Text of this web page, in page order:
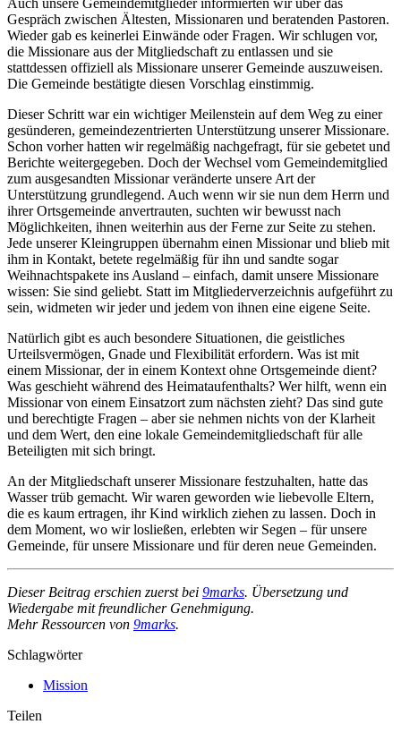
Auch unsere Gemeindemitglieder informierten wir über das
Gespräch zwischen Ältesten, Missionaren und beratenden Pastoren.
Wieder gab es keinerlei Einwände oder Fragen. Wir schlugen vor,
die Missionare aus der Mitgliedschaft zu entlassen und sie
stattdessen offiziell als Missionare unserer Gemeinde auszuweisen.
Die Gemeinde bestätigte diesen Vorschlag einstimmig.
Dieser Schritt war ein wichtiger Meilenstein auf dem Weg zu einer
gesünderen, gemeindezentrierten Unterstützung unserer Missionare.
Schon vorher hatten wir regelmäßig nachgefragt, für sie gebetet und
Berichte weitergegeben. Doch der Wechsel vom Gemeindemitglied
zum ausgesandten Missionar veränderte unsere Art der
Unterstützung grundlegend. Auch wenn wir sie nun dem Herrn und
ihrer Ortsgemeinde anvertrauten, suchten wir bewusst nach
Möglichkeiten, ihnen weiterhin aus der Ferne zur Seite zu stehen.
Jede unserer Kleingruppen übernahm einen Missionar und blieb mit
ihm in Kontakt, betete regelmäßig für ihn und sandte sogar
Weihnachtspakete ins Ausland – einfach, damit unsere Missionare
wissen: Sie sind geliebt. Statt im Mitgliederverzeichnis aufgeführt zu
sein, widmeten wir jeder und jedem von ihnen eine eigene Seite.
Natürlich gibt es auch besondere Situationen, die geistliches
Urteilsvermögen, Gnade und Flexibilität erfordern. Was ist mit
einem Missionar, der in einem Kontext ohne Ortsgemeinde dient?
Was geschieht während des Heimataufenthalts? Wer hilft, wenn ein
Missionar von einem Einsatzort zum nächsten zieht? Das sind gute
und berechtigte Fragen – aber sie nehmen nichts von der Klarheit
und dem Wert, den eine lokale Gemeindemitgliedschaft für alle
Beteiligten mit sich bringt.
An der Mitgliedschaft unserer Missionare festzuhalten, hatte das
Wasser trüb gemacht. Wir waren geworden wie liebevolle Eltern,
die es kaum ertragen, ihr Kind wirklich ziehen zu lassen. Doch in
dem Moment, wo wir losließen, erlebten wir Segen – für unsere
Gemeinde, für unsere Missionare und für deren neue Gemeinden.
Dieser Beitrag erschien zuerst bei 9marks. Übersetzung und
Wiedergabe mit freundlicher Genehmigung.
Mehr Ressourcen von 9marks.
Schlagwörter
Mission
Teilen